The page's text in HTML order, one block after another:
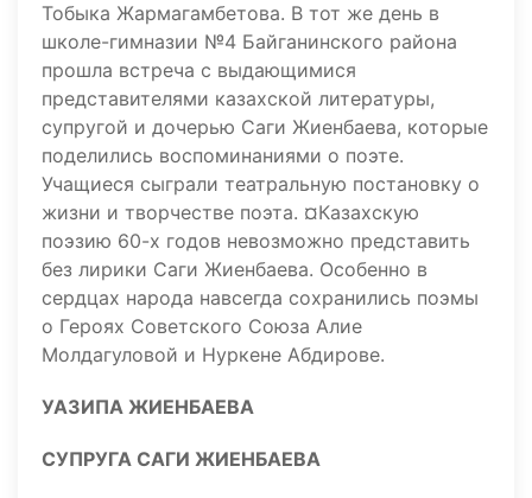
Тобыка Жармагамбетова. В тот же день в
школе-гимназии №4 Байганинского района
прошла встреча с выдающимися
представителями казахской литературы,
супругой и дочерью Саги Жиенбаева, которые
поделились воспоминаниями о поэте.
Учащиеся сыграли театральную постановку о
жизни и творчестве поэта. ¤Казахскую
поэзию 60-х годов невозможно представить
без лирики Саги Жиенбаева. Особенно в
сердцах народа навсегда сохранились поэмы
о Героях Советского Союза Алие
Молдагуловой и Нуркене Абдирове.
УАЗИПА ЖИЕНБАЕВА
СУПРУГА САГИ ЖИЕНБАЕВА